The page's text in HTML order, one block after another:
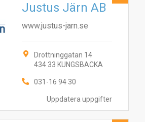
Uppdatera uppgifter
Justus Järn AB
www.justus-jarn.se
Drottninggatan 14
434 33 KUNGSBACKA
031-16 94 30